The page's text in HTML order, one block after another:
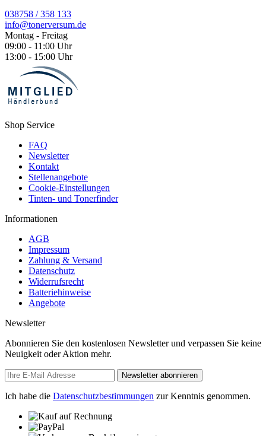
038758 / 358 133
info@tonerversum.de
Montag - Freitag
09:00 - 11:00 Uhr
13:00 - 15:00 Uhr
Shop Service
FAQ
Newsletter
Kontakt
Stellenangebote
Cookie-Einstellungen
Tinten- und Tonerfinder
Informationen
AGB
Impressum
Zahlung & Versand
Datenschutz
Widerrufsrecht
Batteriehinweise
Angebote
Newsletter
Abonnieren Sie den kostenlosen Newsletter und verpassen Sie keine
Neuigkeit oder Aktion mehr.
Newsletter abonnieren
Ich habe die Datenschutzbestimmungen zur Kenntnis genommen.